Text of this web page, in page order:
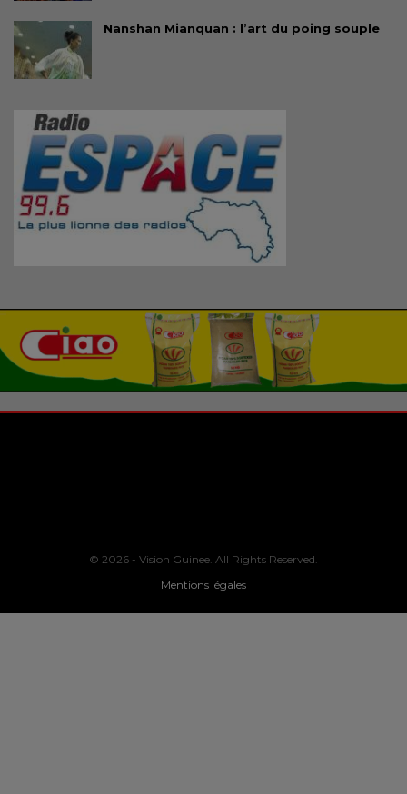
Nanshan Mianquan : l’art du poing souple
© 2026 - Vision Guinee. All Rights Reserved.
Mentions légales